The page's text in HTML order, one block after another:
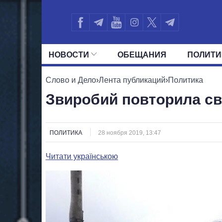
НОВОСТИ ОБЕЩАНИЯ
ВСЕ ПОЛИТИКИ ПРЕЗИДЕНТ И
Слово и Дело›Лента публикаций›Политика
Звиробий повторила
ПОЛИТИКА 28 ноября 2019, 13:47
Читати українською